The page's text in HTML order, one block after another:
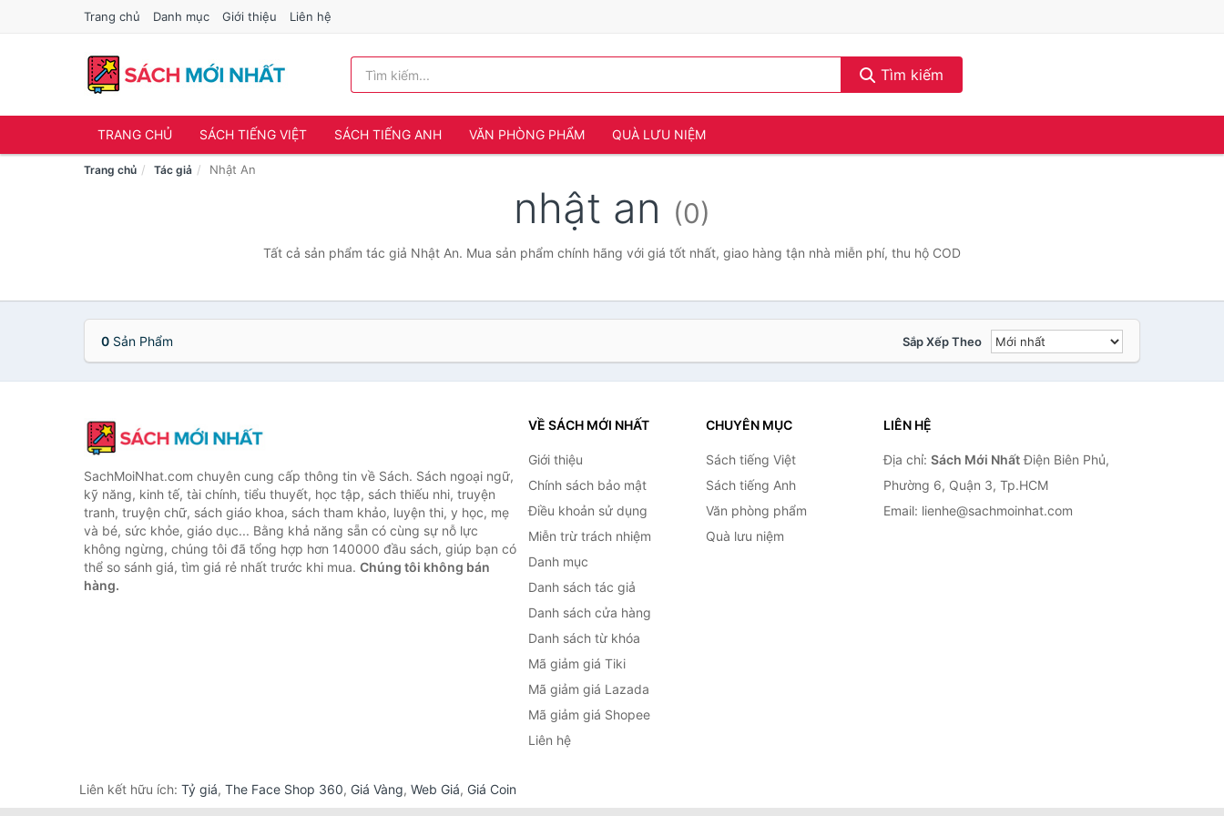
Trang chủ Danh mục Giới thiệu Liên hệ
Tìm kiếm
TRANG CHỦ SÁCH TIẾNG VIỆT SÁCH TIẾNG ANH VĂN PHÒNG PHẨM QUÀ LƯU NIỆM
Trang chủ Tác giả Nhật An
nhật an (0)
Tất cả sản phẩm tác giả Nhật An. Mua sản phẩm chính hãng với giá tốt nhất, giao hàng tận nhà miễn phí, thu hộ COD
0 Sản Phẩm Sắp Xếp Theo
SachMoiNhat.com chuyên cung cấp thông tin về Sách. Sách ngoại ngữ,
kỹ năng, kinh tế, tài chính, tiểu thuyết, học tập, sách thiếu nhi, truyện
tranh, truyện chữ, sách giáo khoa, sách tham khảo, luyện thi, y học, mẹ
và bé, sức khỏe, giáo dục... Bằng khả năng sẵn có cùng sự nỗ lực
không ngừng, chúng tôi đã tổng hợp hơn 140000 đầu sách, giúp bạn có
thể so sánh giá, tìm giá rẻ nhất trước khi mua. Chúng tôi không bán
hàng.
VỀ SÁCH MỚI NHẤT
Giới thiệu
Chính sách bảo mật
Điều khoản sử dụng
Miễn trừ trách nhiệm
Danh mục
Danh sách tác giả
Danh sách cửa hàng
Danh sách từ khóa
Mã giảm giá Tiki
Mã giảm giá Lazada
Mã giảm giá Shopee
Liên hệ
CHUYÊN MỤC
Sách tiếng Việt
Sách tiếng Anh
Văn phòng phẩm
Quà lưu niệm
LIÊN HỆ
Địa chỉ: Sách Mới NhấtĐiện Biên Phủ,
Phường 6, Quận 3, Tp.HCM
Email: lienhe@sachmoinhat.com
Liên kết hữu ích: Tỷ giá, The Face Shop 360, Giá Vàng, Web Giá, Giá Coin